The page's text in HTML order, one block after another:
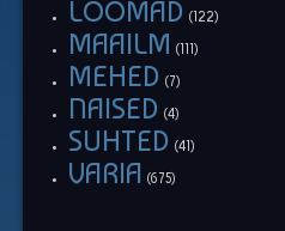
LOOMAD (122)
MAAILM (111)
MEHED (7)
NAISED (4)
SUHTED (41)
VARIA (675)